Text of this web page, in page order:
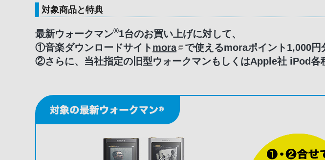
対象商品と特典
最新ウォークマン®1台のお買い上げに対して、
①音楽ダウンロードサイト mora
で使えるmoraポイント1,000円
②さらに、当社指定の旧型ウォークマンもしくはApple社 iPod各